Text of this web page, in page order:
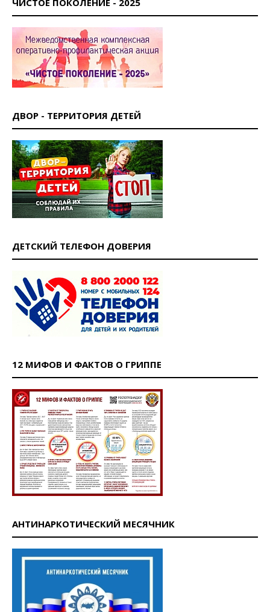
ДВОР - ТЕРРИТОРИЯ ДЕТЕЙ
ДЕТСКИЙ ТЕЛЕФОН ДОВЕРИЯ
12 МИФОВ И ФАКТОВ О ГРИППЕ
АНТИНАРКОТИЧЕСКИЙ МЕСЯЧНИК